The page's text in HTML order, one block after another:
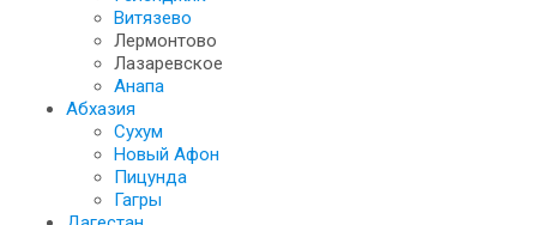
Витязево
Лермонтово
Лазаревское
Анапа
Абхазия
Сухум
Новый Афон
Пицунда
Гагры